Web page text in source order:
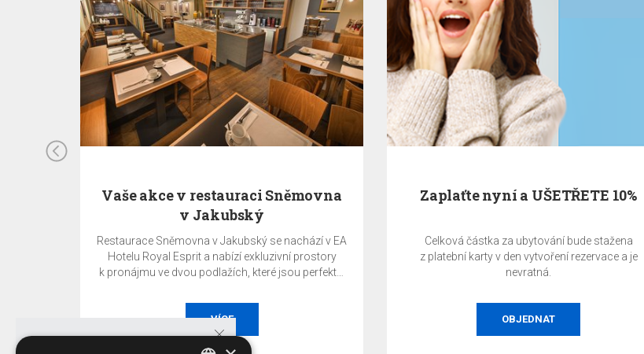
Vaše akce v restauraci Sněmovna
v Jakubský
Restaurace Sněmovna v Jakubský se nachází v EA
Hotelu Royal Esprit a nabízí exkluzivní prostory
k pronájmu ve dvou podlažích, které jsou perfektní
VÍCE
Zaplaťte nyní a UŠETŘETE 10%
Celková částka za ubytování bude stažena
z platební karty v den vytvoření rezervace a je
nevratná.
OBJEDNAT